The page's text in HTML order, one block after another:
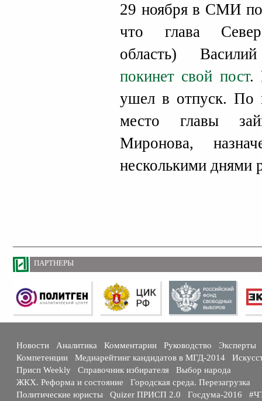
29 ноября в СМИ
что глава
область)
покинет свой пост.
ушел в отпуск. По
место главы
Миронова,
несколькими днями
ПАРТНЕРЫ
Новости Аналитика Комментарии Руководство
Эксперты
Компетенции
Медиарейтинг кандидатов в МГД-2014
Присп Weekly
Справочник избирателя
Выбор народа
ЖКХ. Реформа и состояние
Городская среда. Перезагрузка
Политические юристы
Quizer ПРИСП 2.0 Госдума-2016